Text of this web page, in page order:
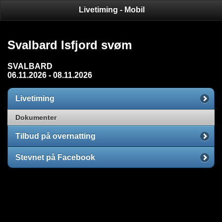
Livetiming - Mobil
Svalbard Isfjord svøm
SVALBARD
06.11.2026 - 08.11.2026
Livetiming
Dokumenter
Tilbud på overnatting
Stevnet på Facebook